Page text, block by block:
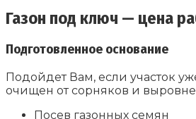
Газон под ключ — цена
Подготовленное основание
Подойдет Вам, если участок
очищен от сорняков и
Посев газонных семян